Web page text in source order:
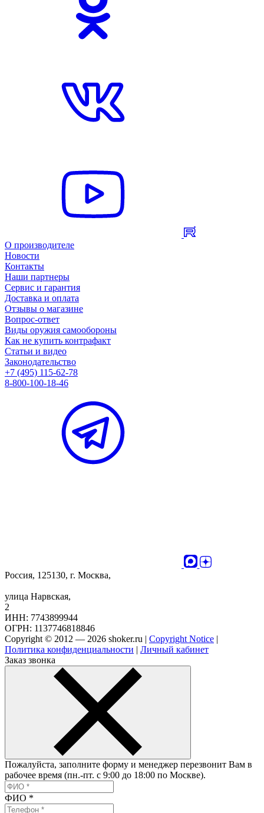
О производителе
Новости
Контакты
Наши партнеры
Сервис и гарантия
Доставка и оплата
Отзывы о магазине
Вопрос-ответ
Виды оружия самообороны
Как не купить контрафакт
Статьи и видео
Законодательство
+7 (495) 115-62-78
8-800-100-18-46
Россия, 125130, г. Москва,
улица Нарвская,
2
ИНН: 7743899944
ОГРН: 1137746818846
Copyright © 2012 — 2026 shoker.ru | Copyright Notice |
Политика конфиденциальности | Личный кабинет
Заказ звонка
Пожалуйста, заполните форму и менеджер перезвонит Вам в
рабочее время (пн.-пт. с 9:00 до 18:00 по Москве).
ФИО *